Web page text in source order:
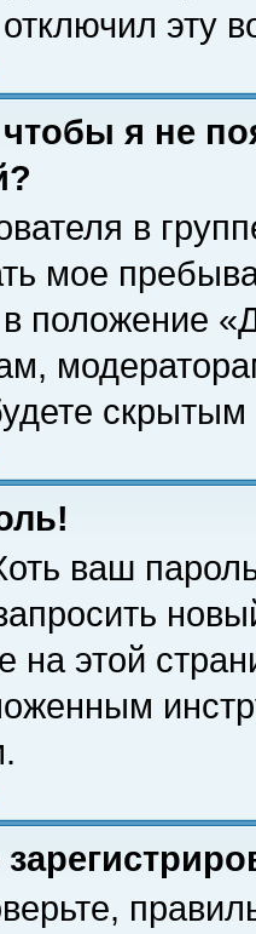
эту
чтобы я не
в
мое
положение
скрытым
ваш
на этой